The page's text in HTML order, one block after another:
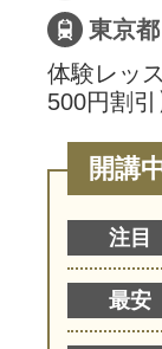
東京
体験レッ
500円割
開講
注目
最安